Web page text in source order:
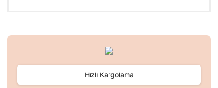
Bu ürüne ilk yorumu siz yapın!
Yorum Yaz
kullanarak tarafımıza iletebilirsiniz.
Ürün resmi kalitesiz, bozuk veya görüntülenemiyor.
Hızlı Kargolama